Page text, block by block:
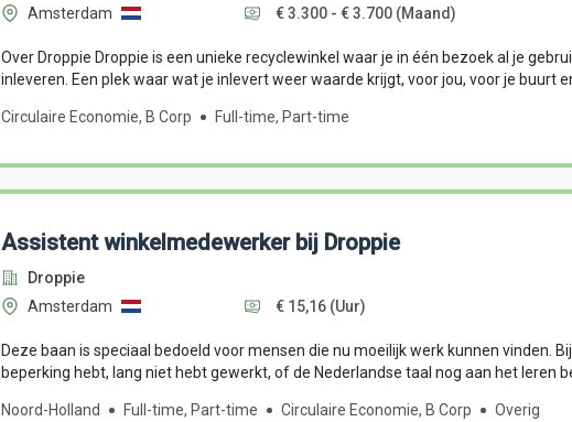
Amsterdam
€ 3.300 - € 3.700 (Maand)
Over Droppie Droppie is een unieke recyclewinkel waar je in één bezoek al je
inleveren. Een plek waar wat je inlevert weer waarde krijgt, voor jou, voor je buurt
Circulaire Economie, B Corp Full-time, Part-time
Assistent winkelmedewerker bij Droppie
Droppie
Amsterdam
€ 15,16 (Uur)
Deze baan is speciaal bedoeld voor mensen die nu moeilijk werk kunnen vinden.
beperking hebt, lang niet hebt gewerkt, of de Nederlandse taal nog aan het leren
Noord-Holland Full-time, Part-time Circulaire Economie, B Corp Overig